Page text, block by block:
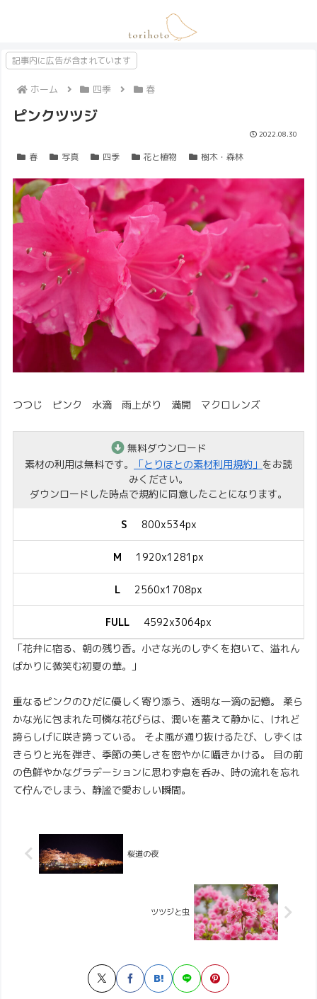
記事内に広告が含まれています
ホーム 四季 春
ピンクツツジ
2022.08.30
春 写真 四季 花と植物 樹木・森林
つつじ ピンク 水滴 雨上がり 満開 マクロレンズ
無料ダウンロード
素材の利用は無料です。
「とりほとの素材利用規約」 をお読
みください。
ダウンロードした時点で規約に同意したことになります。
S 800x534px
M 1920x1281px
L 2560x1708px
FULL
4592x3064px
「花弁に宿る、朝の残り香。小さな光のしずくを抱いて、溢れん
ばかりに微笑む初夏の華。」
重なるピンクのひだに優しく寄り添う、透明な一滴の記憶。 柔ら
かな光に包まれた可憐な花びらは、潤いを蓄えて静かに、けれど
誇らしげに咲き誇っている。 そよ風が通り抜けるたび、しずくは
きらりと光を弾き、季節の美しさを密やかに囁きかける。 目の前
の色鮮やかなグラデーションに思わず息を呑み、時の流れを忘れ
て佇んでしまう、静謐で愛おしい瞬間。
桜道の夜
ツツジと虫